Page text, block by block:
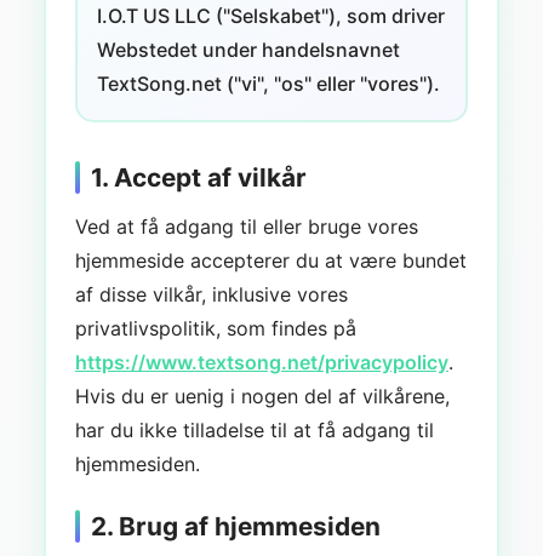
I.O.T US LLC ("Selskabet"), som driver
Webstedet under handelsnavnet
TextSong.net ("vi", "os" eller "vores").
1. Accept af vilkår
Ved at få adgang til eller bruge vores
hjemmeside accepterer du at være bundet
af disse vilkår, inklusive vores
privatlivspolitik, som findes på
https://www.textsong.net/privacypolicy.
Hvis du er uenig i nogen del af vilkårene,
har du ikke tilladelse til at få adgang til
hjemmesiden.
2. Brug af hjemmesiden